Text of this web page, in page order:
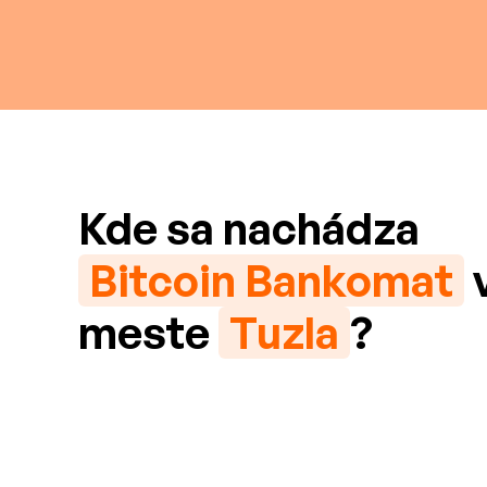
Kde sa nachádza
Bitcoin Bankomat
meste Tuzla ?